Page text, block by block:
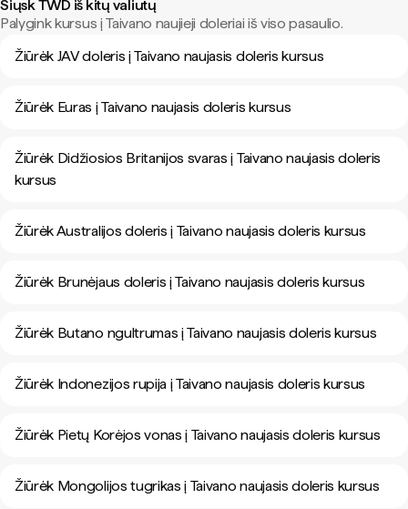
Siųsk TWD iš kitų valiutų
Palygink kursus į Taivano naujieji doleriai iš viso pasaulio.
Žiūrėk JAV doleris į Taivano naujasis doleris kursus
Žiūrėk Euras į Taivano naujasis doleris kursus
Žiūrėk Didžiosios Britanijos svaras į Taivano naujasis doleris
kursus
Žiūrėk Australijos doleris į Taivano naujasis doleris kursus
Žiūrėk Brunėjaus doleris į Taivano naujasis doleris kursus
Žiūrėk Butano ngultrumas į Taivano naujasis doleris kursus
Žiūrėk Indonezijos rupija į Taivano naujasis doleris kursus
Žiūrėk Pietų Korėjos vonas į Taivano naujasis doleris kursus
Žiūrėk Mongolijos tugrikas į Taivano naujasis doleris kursus